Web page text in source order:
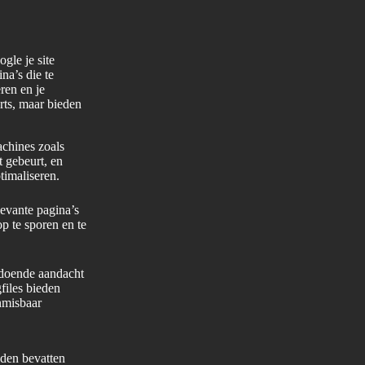
je site
die te
en je
maar bieden
zoals
gebeurt, en
pagina’s
te sporen en te
aandacht
bieden
bevatten